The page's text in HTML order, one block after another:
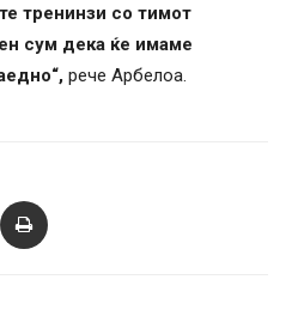
тренинзи со тимот
сум дека ќе имаме
рече Арбелоа.